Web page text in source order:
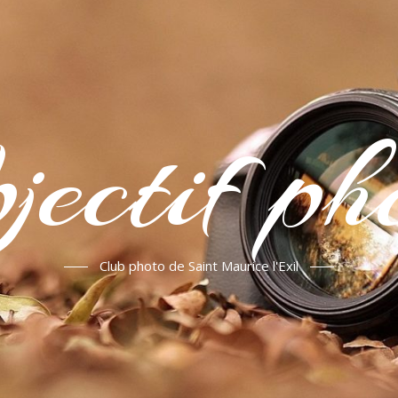
Club photo de Saint Maurice l'Exil